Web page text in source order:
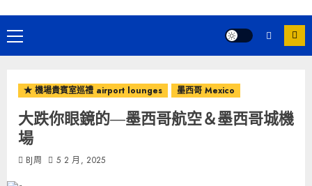
Primary
Menu
★ 機場貴賓室巡禮 airport lounges 墨西哥 Mexico
大跌你眼鏡的—墨西哥航空＆墨西哥城機
場
BJ周 5 2 月, 2025